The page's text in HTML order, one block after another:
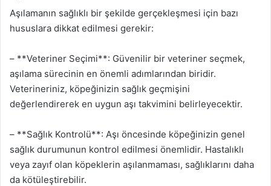
Aşılamanın sağlıklı bir şekilde gerçekleşmesi için bazı
hususlara dikkat edilmesi gerekir:
– **Veteriner Seçimi**: Güvenilir bir veteriner seçmek,
aşılama sürecinin en önemli adımlarından biridir.
Veterineriniz, köpeğinizin sağlık geçmişini
değerlendirerek en uygun aşı takvimini belirleyecektir.
– **Sağlık Kontrolü**: Aşı öncesinde köpeğinizin genel
sağlık durumunun kontrol edilmesi önemlidir. Hastalıklı
veya zayıf olan köpeklerin aşılanmaması, sağlıklarını daha
da kötüleştirebilir.